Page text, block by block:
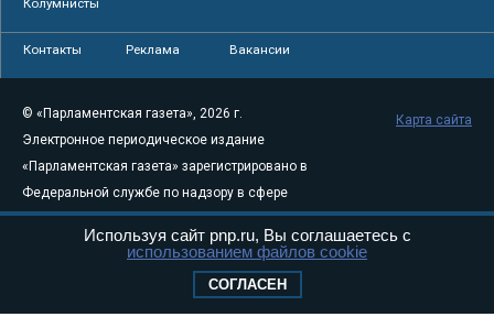
Колумнисты
Контакты Реклама Вакансии
© «Парламентская газета», 2026 г.
Электронное периодическое издание
«Парламентская газета» зарегистрировано в
Федеральной службе по надзору в сфере
связи, информационных технологий и
массовых коммуникаций (Роскомнадзор) 05
Свидетельство о регистрации Эл № ФС77-
Карта сайта
Используя сайт pnp.ru, Вы соглашаетесь с
использованием файлов cookie
СОГЛАСЕН